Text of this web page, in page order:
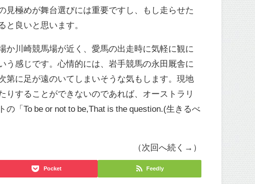
見極めが舞台選びには重要ですし、もし走らせた
と良いと思います。
か川崎競馬場が近く、愛馬の出走時に気軽に観に
う感じです。心情的には、岩手競馬の永田厩舎に
第に足が遠のいてしまいそうな気もします。現地
することができないのであれば、オーストラリ
「To be or not to be,That is the question.(生きるべ
（次回へ続く→）
Pocket Feedly